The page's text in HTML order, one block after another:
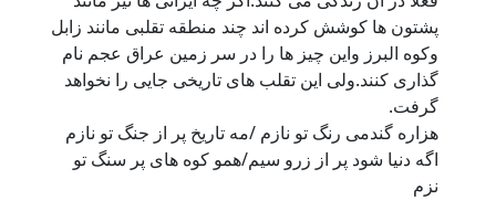
پشتون ها کوشش کرده اند چند منطقه تقلبی مانند زابل
وکوه البرز واین چیز ها را در سر زمین عراق عجم نام
گذاری کنند.ولی این تقلب های تاریخی جایی را نخواهد
گرفت.
هزاره گندمی رنگ تو نازم /مه تاریخ پر از جنگ تو نازم
اگه دنیا شود پر از زرو سیم/همو کوه های پر سنگ تو
نزم